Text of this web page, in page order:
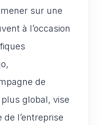
sur une
à l’occasion
de
global, vise
l’entreprise